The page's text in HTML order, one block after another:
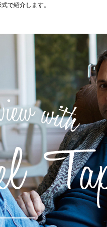
で紹介します。